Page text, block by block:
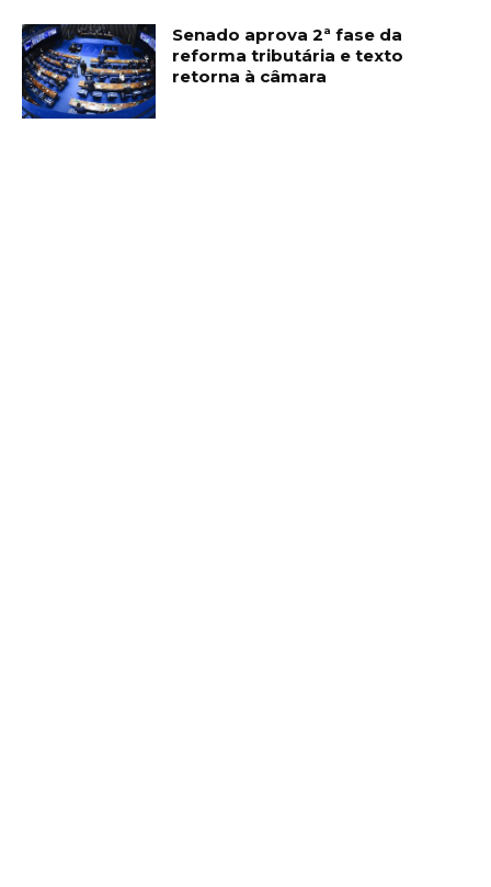
Senado aprova 2ª fase da
reforma tributária e texto
retorna à câmara